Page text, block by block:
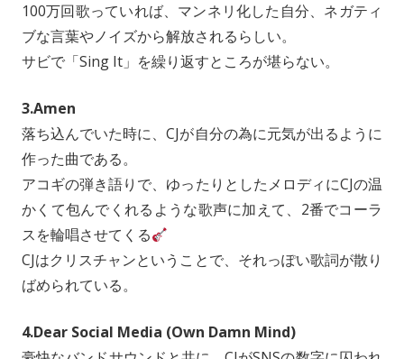
100万回歌っていれば、マンネリ化した自分、ネガティ
ブな言葉やノイズから解放されるらしい。
サビで「Sing It」を繰り返すところが堪らない。
3.Amen
落ち込んでいた時に、CJが自分の為に元気が出るように
作った曲である。
アコギの弾き語りで、ゆったりとしたメロディにCJの温
かくて包んでくれるような歌声に加えて、2番でコーラ
スを輪唱させてくる
CJはクリスチャンということで、それっぽい歌詞が散り
ばめられている。
4.Dear Social Media (Own Damn Mind)